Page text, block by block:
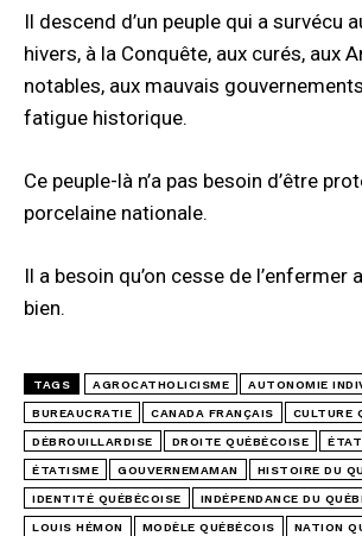
Il descend d’un peuple qui a survécu
hivers, à la Conquête, aux curés, aux
notables, aux mauvais
fatigue historique.
Ce peuple-là n’a pas besoin d’être
porcelaine nationale.
Il a besoin qu’on cesse de l’enfermer
bien.
TAGS AGROCATHOLICISME AUTONOMIE
BUREAUCRATIE CANADA FRANÇAIS CULTURE
DÉBROUILLARDISE DROITE QUÉBÉCOISE
ÉTATISME GOUVERNEMAMAN HISTOIRE DU
IDENTITÉ QUÉBÉCOISE INDÉPENDANCE DU
LOUIS HÉMON MODÈLE QUÉBÉCOIS NATION